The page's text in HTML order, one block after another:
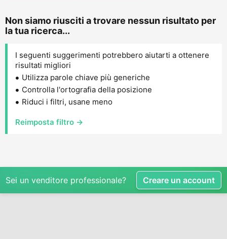
Non siamo riusciti a trovare nessun risultato per
la tua ricerca...
I seguenti suggerimenti potrebbero aiutarti a ottenere
risultati migliori
Utilizza parole chiave più generiche
Controlla l'ortografia della posizione
Riduci i filtri, usane meno
Reimposta filtro →
Sei un venditore professionale? Creare un account